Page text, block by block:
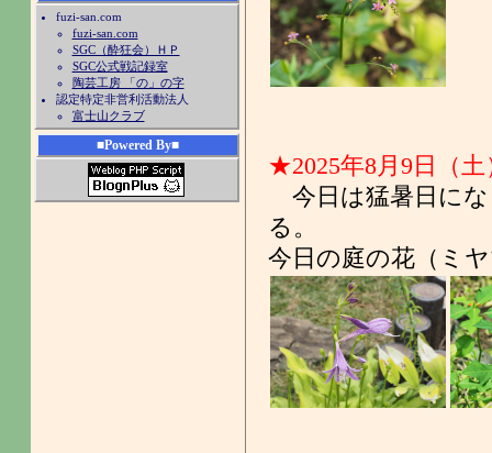
fuzi-san.com
fuzi-san.com
SGC（酔狂会）ＨＰ
SGC公式戦記録室
陶芸工房 「の」の字
認定特定非営利活動法人
富士山クラブ
■Powered By■
★2025年8月9日（
今日は猛暑日にな
る。
今日の庭の花（ミ